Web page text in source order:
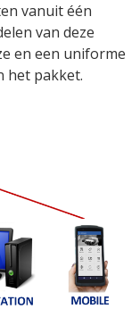
vanuit één
van deze
en een uniforme
het pakket.